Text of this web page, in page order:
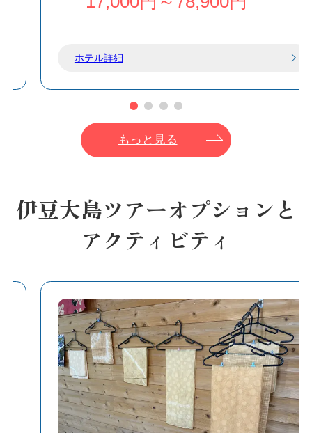
ホテル詳細
もっと見る
伊豆大島ツアーオプションと
アクティビティ